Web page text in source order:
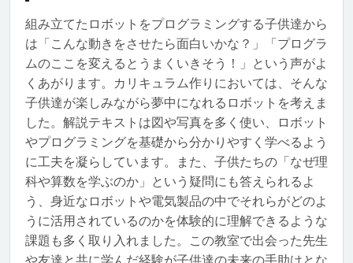
組み立てたロボットをプログラミングする子供達から
は「こんな動きをさせたら面白いかな？」「プログラ
ムのここを変えるとうまくいきそう！」という声がよ
くあがります。カリキュラム作りにおいては、そんな
子供達が楽しみながら夢中になれるロボットを考えま
した。解説テキストは図や写真を多く使い、ロボット
やプログラミングを基礎から分かりやすく学べるよう
に工夫を凝らしています。また、子供たちの「なぜ理
科や算数を学ぶのか」という疑問にも答えられるよ
う、身近なロボットや電気製品の中でそれらがどのよ
うに活用されているのかを体験的に理解できるような
課題も多く取り入れました。この教室で出会った先生
や友達と共に学んだ経験が子供達の未来の手助けとな